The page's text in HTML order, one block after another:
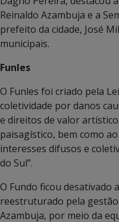
Reinaldo Azambuja e a
prefeito da cidade, José
municipais.
Funles
O Funles foi criado pela
coletividade por danos
e direitos de valor
paisagístico, bem como
interesses difusos e
do Sul”.
O Fundo ficou desativado
reestruturado pela
Azambuja, por meio da